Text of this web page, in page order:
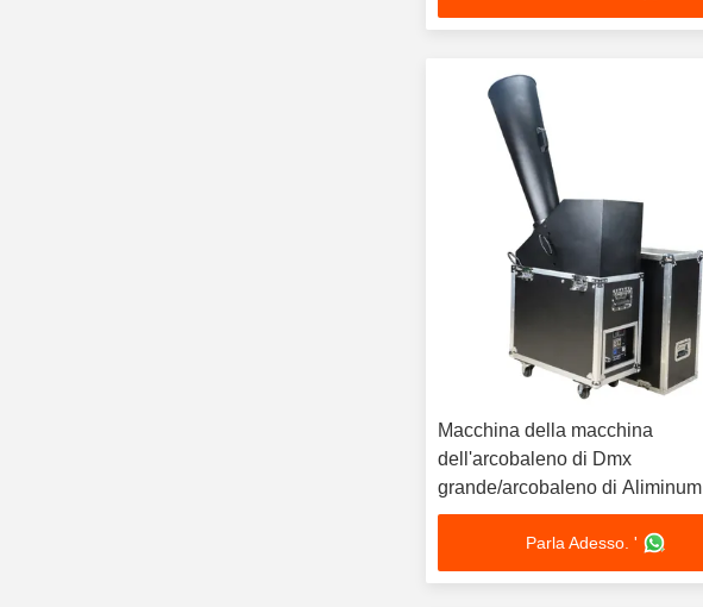
Macchina della macchina
dell'arcobaleno di Dmx
grande/arcobaleno di Aliminum /
Macchina di effetto speciale
Parla Adesso. '